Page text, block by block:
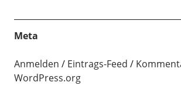
Meta
Anmelden Eintrags-Feed
WordPress.org